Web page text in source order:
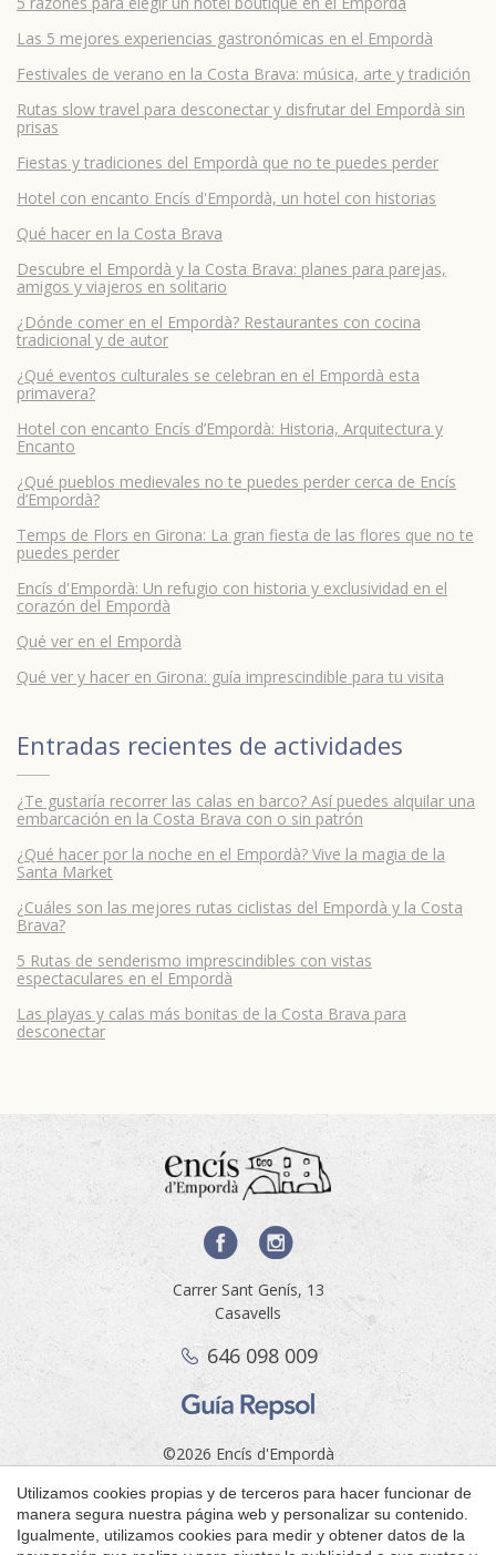
Las 5 mejores experiencias gastronómicas en el Empordà
Festivales de verano en la Costa Brava: música, arte y tradición
Rutas slow travel para desconectar y disfrutar del Empordà sin
prisas
Fiestas y tradiciones del Empordà que no te puedes perder
Hotel con encanto Encís d'Empordà, un hotel con historias
Qué hacer en la Costa Brava
Descubre el Empordà y la Costa Brava: planes para parejas,
amigos y viajeros en solitario
¿Dónde comer en el Empordà? Restaurantes con cocina
tradicional y de autor
¿Qué eventos culturales se celebran en el Empordà esta
primavera?
Hotel con encanto Encís d’Empordà: Historia, Arquitectura y
Encanto
¿Qué pueblos medievales no te puedes perder cerca de Encís
d’Empordà?
Temps de Flors en Girona: La gran fiesta de las flores que no te
puedes perder
Encís d'Empordà: Un refugio con historia y exclusividad en el
corazón del Empordà
Qué ver en el Empordà
Qué ver y hacer en Girona: guía imprescindible para tu visita
Entradas recientes de actividades
¿Te gustaría recorrer las calas en barco? Así puedes alquilar una
embarcación en la Costa Brava con o sin patrón
¿Qué hacer por la noche en el Empordà? Vive la magia de la
Santa Market
¿Cuáles son las mejores rutas ciclistas del Empordà y la Costa
Brava?
5 Rutas de senderismo imprescindibles con vistas
espectaculares en el Empordà
Las playas y calas más bonitas de la Costa Brava para
desconectar
Carrer Sant Genís, 13
Casavells
646 098 009
©2026 Encís d'Empordà
by
iEstrategic
Motor de reservas
Utilizamos cookies propias y de terceros para hacer funcionar de
manera segura nuestra página web y personalizar su contenido.
Igualmente, utilizamos cookies para medir y obtener datos de la
Guardar configuración Aceptar todas